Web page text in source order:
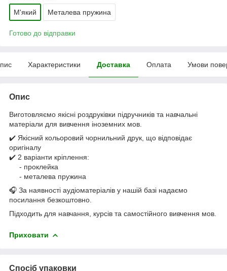
М'який Металева пружина
Готово до відправки
Характеристики Доставка Оплата Умови
Опис
Виготовляємо якісні роздруківки підручників та навчальні
матеріали для вивчення іноземних мов.
✔️ Якісний кольоровий чорнильний друк, що відповідає
оригіналу
✔️ 2 варіанти кріплення:
- проклейка
- металева пружина
🎧 За наявності аудіоматеріалів у нашій базі надаємо
посилання безкоштовно.
Підходить для навчання, курсів та самостійного вивчення мов.
Приховати
Спосіб упаковки